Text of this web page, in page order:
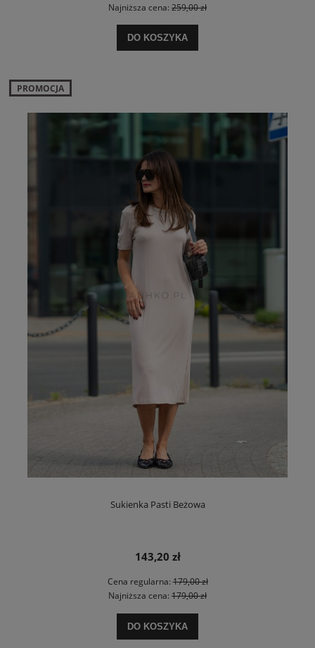
Najniższa cena: 259,00 zł
DO KOSZYKA
Sukienka Pasti Beżowa
143,20 zł
Cena regularna:179,00 zł
Najniższa cena: 179,00 zł
DO KOSZYKA
PROMOCJA